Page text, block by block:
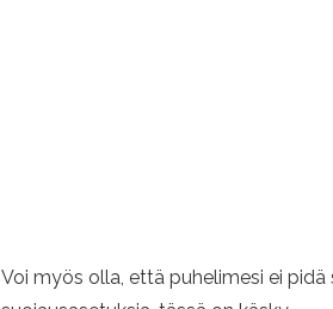
Voi myös olla, että puhelimesi ei